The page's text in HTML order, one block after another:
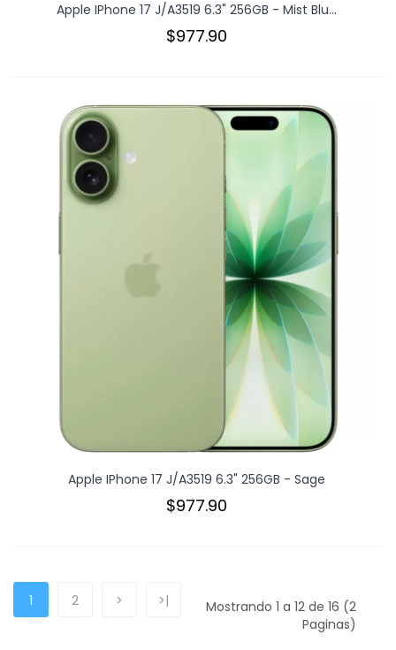
Apple IPhone 17 J/A3519 6.3" 256GB - Mist Blu...
$977.90
Apple IPhone 17 J/A3519 6.3" 256GB - Sage
$977.90
1 2 > >|
Mostrando 1 a 12 de 16 (2
Paginas)